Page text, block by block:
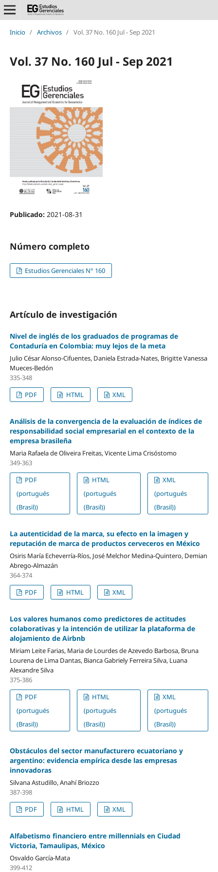
Inicio / Archivos / Vol. 37 No. 160 Jul - Sep 2021
Vol. 37 No. 160 Jul - Sep 2021
Publicado: 2021-08-31
Número completo
Estudios Gerenciales N° 160
Artículo de investigación
Nivel de inglés de los graduados de programas de
Contaduría en Colombia: muy lejos de la meta
Julio César Alonso-Cifuentes, Daniela Estrada-Nates, Brigitte Vanessa
Mueces-Bedón
335-348
PDF
HTML XML
Análisis de la convergencia de la evaluación de índices de
responsabilidad social empresarial en el contexto de la
empresa brasileña
Maria Rafaela de Oliveira Freitas, Vicente Lima Crisóstomo
349-363
PDF
(portugués
(Brasil))
HTML
(portugués
(Brasil))
XML
(portugués
(Brasil))
La autenticidad de la marca, su efecto en la imagen y
reputación de marca de productos cerveceros en México
Osiris María Echeverría-Ríos, José Melchor Medina-Quintero, Demian
Abrego-Almazán
364-374
PDF
HTML XML
Los valores humanos como predictores de actitudes
colaborativas y la intención de utilizar la plataforma de
alojamiento de Airbnb
Miriam Leite Farias, Maria de Lourdes de Azevedo Barbosa, Bruna
Lourena de Lima Dantas, Bianca Gabriely Ferreira Silva, Luana
Alexandre Silva
375-386
PDF
(portugués
(Brasil))
HTML
(portugués
(Brasil))
XML
(portugués
(Brasil))
Obstáculos del sector manufacturero ecuatoriano y
argentino: evidencia empírica desde las empresas
innovadoras
Silvana Astudillo, Anahí Briozzo
387-398
PDF
HTML XML
Alfabetismo financiero entre millennials en Ciudad
Victoria, Tamaulipas, México
Osvaldo García-Mata
399-412